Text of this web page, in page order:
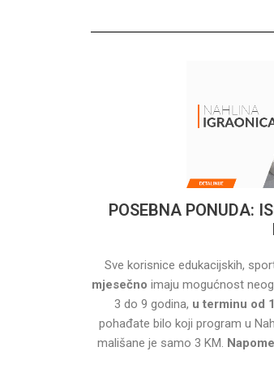
POSEBNA PONUDA:
Sve korisnice edukacijskih,
mjesečno imaju mogućnost
3 do 9 godina, u terminu od
pohađate bilo koji program u Nahli, dnevna karta za termin od 17 do 21 h za vaše
mališane je samo 3 KM.